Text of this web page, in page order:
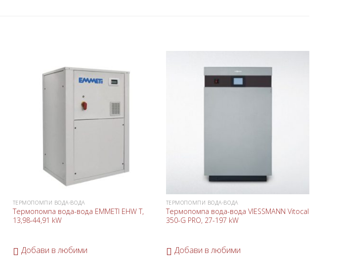
ТЕРМОПОМПИ ВОДА-ВОДА
Термопомпа вода-вода EMMETI EHW T,
13,98-44,91 kW
Добави в любими
ТЕРМОПОМПИ ВОДА-ВОДА
Термопомпа вода-вода VIESSMANN Vitocal
350-G PRO, 27-197 kW
Добави в любими